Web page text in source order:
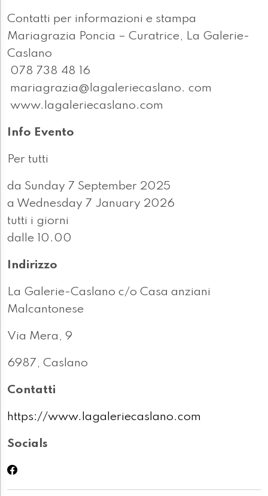
Contatti per informazioni e stampa
Mariagrazia Poncia – Curatrice, La Galerie-
Caslano
078 738 48 16
mariagrazia@lagaleriecaslano. com
www.lagaleriecaslano.com
Info Evento
Per tutti
da Sunday 7 September 2025
a Wednesday 7 January 2026
tutti i giorni
dalle 10.00
Indirizzo
La Galerie-Caslano c/o Casa anziani
Malcantonese
Via Mera, 9
6987, Caslano
Contatti
https://www.lagaleriecaslano.com
Socials